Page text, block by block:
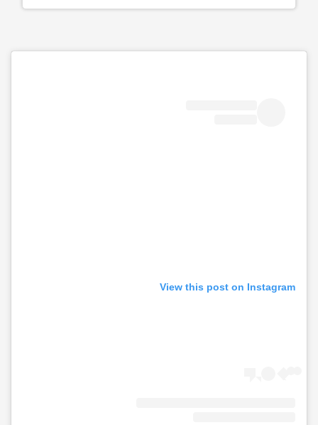
View this post on Instagram